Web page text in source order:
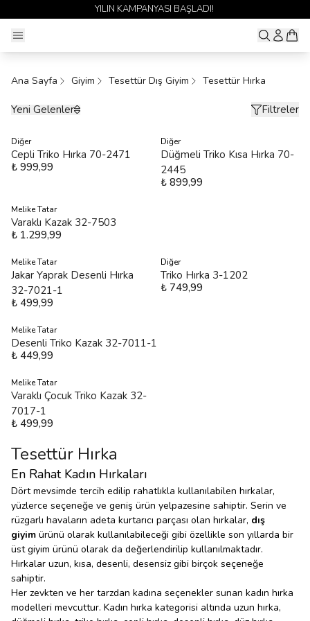
YILIN KAMPANYASI BAŞLADI!
Ana Sayfa Giyim Tesettür Dış Giyim Tesettür Hırka
Yeni Gelenler Filtreler
Diğer
Cepli Triko Hırka 70-2471
₺ 999,99
Diğer
Düğmeli Triko Kısa Hırka 70-
2445
₺ 899,99
Melike Tatar
Varaklı Kazak 32-7503
₺ 1.299,99
Melike Tatar
Jakar Yaprak Desenli Hırka
32-7021-1
₺ 499,99
Diğer
Triko Hırka 3-1202
₺ 749,99
Melike Tatar
Desenli Triko Kazak 32-7011-1
₺ 449,99
Melike Tatar
Varaklı Çocuk Triko Kazak 32-
7017-1
₺ 499,99
Tesettür Hırka
En Rahat Kadın Hırkaları
Dört mevsimde tercih edilip rahatlıkla kullanılabilen hırkalar,
yüzlerce seçeneğe ve geniş ürün yelpazesine sahiptir. Serin ve
rüzgarlı havaların adeta kurtarıcı parçası olan hırkalar, dış
giyim ürünü olarak kullanılabileceği gibi özellikle son yıllarda bir
üst giyim ürünü olarak da değerlendirilip kullanılmaktadır.
Hırkalar uzun, kısa, desenli, desensiz gibi birçok seçeneğe
sahiptir.
Her zevkten ve her tarzdan kadına seçenekler sunan kadın hırka
modelleri mevcuttur. Kadın hırka kategorisi altında uzun hırka,